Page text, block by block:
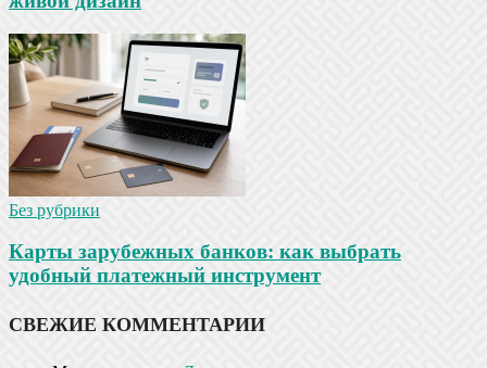
Без рубрики
Карты зарубежных банков: как выбрать
удобный платежный инструмент
СВЕЖИЕ КОММЕНТАРИИ